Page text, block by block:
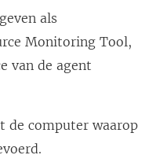
als
Monitoring Tool,
van de agent
de computer waarop